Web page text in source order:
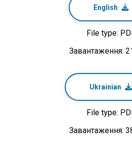
English
File type:
Завантаження:
Ukrainian
File type:
Завантаження: